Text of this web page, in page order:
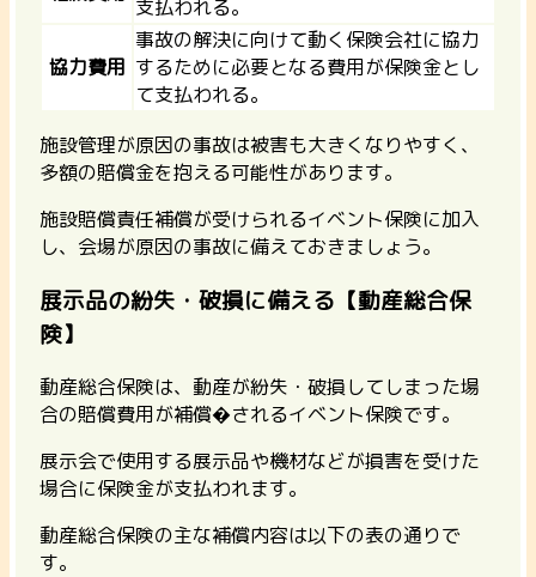
支払われる。
協力費用
事故の解決に向けて動く保険会社に協力
するために必要となる費用が保険金とし
て支払われる。
施設管理が原因の事故は被害も大きくなりやすく、
多額の賠償金を抱える可能性があります。
施設賠償責任補償が受けられるイベント保険に加入
し、会場が原因の事故に備えておきましょう。
展示品の紛失・破損に備える【動産総合保
険】
動産総合保険は、動産が紛失・破損してしまった場
合の賠償費用が補償�されるイベント保険です。
展示会で使用する展示品や機材などが損害を受けた
場合に保険金が支払われます。
動産総合保険の主な補償内容は以下の表の通りで
す。